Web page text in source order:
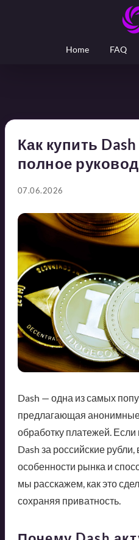
Home FAQ
Как купить
полное
07.06.2026
Dash — одна из самых
предлагающая
обработку платежей.
Dash за российские
особенности рынка и
мы расскажем, как это
сохраняя приватность.